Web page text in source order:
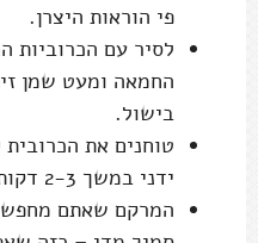
פי הוראות היצרן.
לסיר עם הכרוביות
בישול.
טוחנים את
ידני במשך 2-3 דקות.
המרקם שאתם